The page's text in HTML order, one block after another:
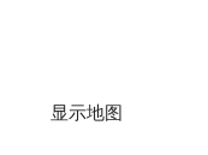
显示地图